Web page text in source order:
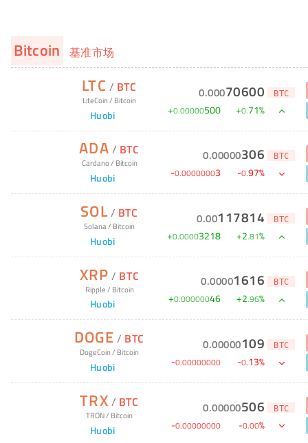
Bitcoin 基准市场
LTC / BTC
LiteCoin/ Bitcoin
Huobi
0.00070600 BTC
+0.00000500 +0.71%
ADA / BTC
Cardano/ Bitcoin
Huobi
0.00000306 BTC
-0.00000003 -0.97%
SOL/ BTC
Solana/ Bitcoin
Huobi
0.00117814 BTC
+0.00003218 +2.81%
XRP / BTC
Ripple/ Bitcoin
Huobi
0.00001616 BTC
+0.00000046 +2.96%
DOGE / BTC
DogeCoin/ Bitcoin
Huobi
0.00000109 BTC
-0.00000000 -0.13%
TRX / BTC
TRON/ Bitcoin
Huobi
0.00000506 BTC
-0.00000000 -0.00%